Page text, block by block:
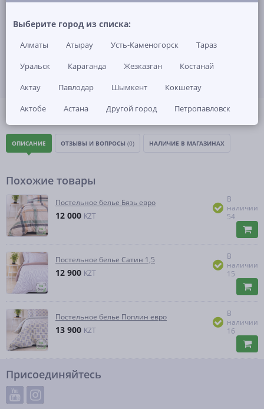
Артикул: -
ЗАКАЗАТЬ ТОВАР
ОПИСАНИЕ ОТЗЫВЫ И ВОПРОСЫ (0) НАЛИЧИЕ В МАГАЗИНАХ
Похожие товары
Постельное белье Бязь евро
12 000 KZT
В
наличии
54
Постельное белье Сатин 1,5
12 900 KZT
В
наличии
15
Постельное белье Поплин евро
13 900 KZT
В
наличии
16
Присоединяйтесь
Выберите город из списка:
Алматы Атырау Усть-Каменогорск
Тараз
Уральск
Караганда Жезказган
Костанай
Актау
Павлодар Шымкент
Кокшетау
Актобе
Астана Другой город Петропавловск